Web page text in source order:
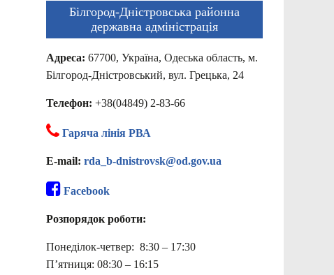
Білгород-Дністровська районна
державна адміністрація
Адреса: 67700, Україна, Одеська область, м.
Білгород-Дністровський, вул. Грецька, 24
Телефон: +38(04849) 2-83-66
Гаряча лінія РВА
E-mail: rda_b-dnistrovsk@od.gov.ua
Facebook
Розпорядок роботи:
Понеділок-четвер: 8:30 – 17:30
П’ятниця: 08:30 – 16:15